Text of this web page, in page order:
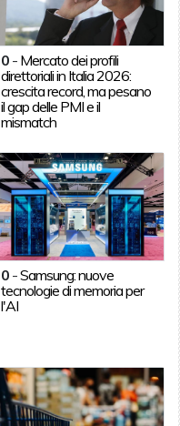
0 - Mercato dei profili
direttoriali in Italia 2026:
crescita record, ma pesano
il gap delle PMI e il
mismatch
0 -Samsung: nuove
tecnologie di memoria per
l'AI